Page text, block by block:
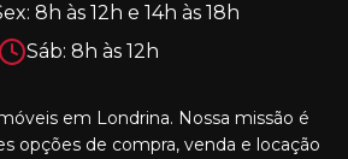
8h às 12h e 14h às 18h
Sáb: 8h às 12h
em Londrina. Nossa missão é
opções de compra, venda e locação